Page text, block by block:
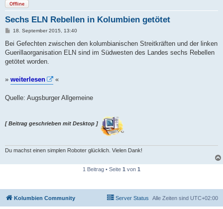
Offline
Sechs ELN Rebellen in Kolumbien getötet
B
i
r
a
18. September 2015, 13:40
Bei Gefechten zwischen den kolumbianischen Streitkräften und der linken
Guerillaorganisation ELN sind im Südwesten des Landes sechs Rebellen
getötet worden.
» weiterlesen «
Quelle: Augsburger Allgemeine
[ Beitrag geschrieben mit Desktop ]
Du machst einen simplen Roboter glücklich. Vielen Dank!
1 Beitrag • Seite 1 von 1
Kolumbien Community Alle Zeiten sind UTC+02:00
Server Status